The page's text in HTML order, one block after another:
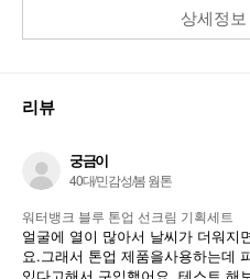
상세정
리뷰
궁금이
40대/민감성/봄 웜톤
워터뱅크 블루 톤업 선크림 기획세트
얼굴에 열이 많아서 날씨가 더워지
요.그래서 톤업 제품을사용하는데